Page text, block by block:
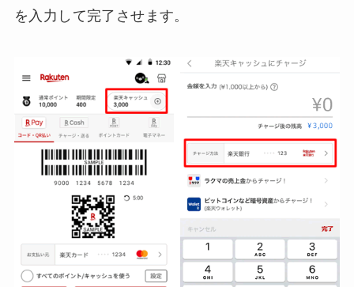
を入力して完了させます。